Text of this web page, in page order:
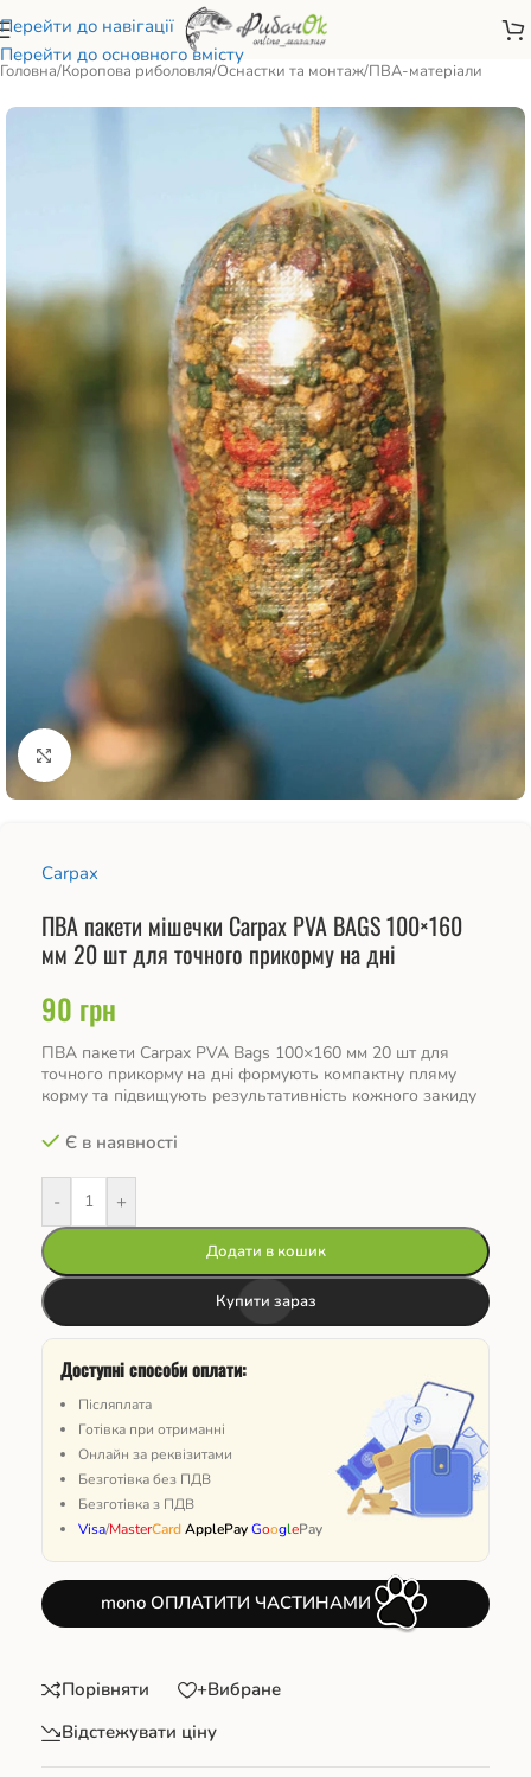
Перейти до навігації
Перейти до основного вмісту
Головна/Коропова риболовля/Оснастки та монтаж/ПВА-матеріали
Натисніть, щоб збільшити
Carpax
ПВА пакети мішечки Carpax PVA BAGS 100×160
мм 20 шт для точного прикорму на дні
90 грн
ПВА пакети Carpax PVA Bags 100×160 мм 20 шт для
точного прикорму на дні формують компактну пляму
корму та підвищують результативність кожного закиду
Є в наявності
- +
Додати в кошик
Купити зараз
Доступні способи оплати:
Післяплата
Готівка при отриманні
Онлайн за реквізитами
Безготівка без ПДВ
Безготівка з ПДВ
Visa/MasterCardApplePayGooglePay
mono ОПЛАТИТИ ЧАСТИНАМИ
Порівняти
+Вибране
Відстежувати ціну